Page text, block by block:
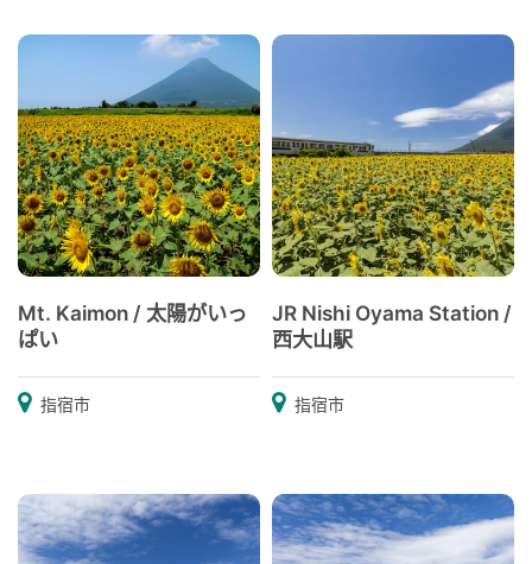
Mt. Kaimon / 太陽がいっ
ぱい
指宿市
JR Nishi Oyama Station /
西大山駅
指宿市